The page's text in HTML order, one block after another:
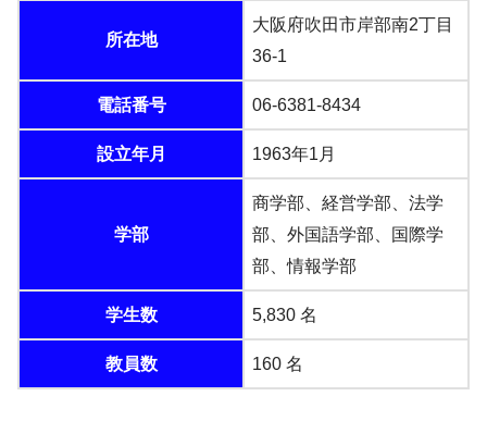
所在地
大阪府吹田市岸部南2丁目
36-1
電話番号 06-6381-8434
設立年月 1963年1月
学部
商学部、経営学部、法学
部、外国語学部、国際学
部、情報学部
学生数 5,830 名
教員数 160 名